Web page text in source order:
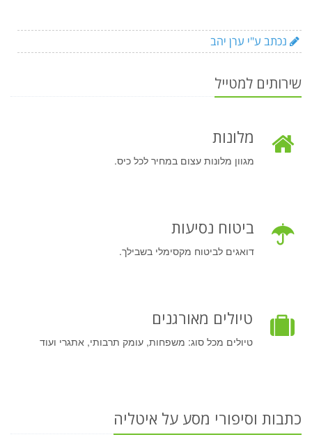
נכתב ע"י ערן יהב
שירותים למטייל
מלונות
מגוון מלונות עצום במחיר לכל כיס.
ביטוח נסיעות
דואגים לביטוח מקסימלי בשבילך.
טיולים מאורגנים
טיולים מכל סוג: משפחות, עומק תרבותי, אתגרי ועוד
כתבות וסיפורי מסע על איטליה